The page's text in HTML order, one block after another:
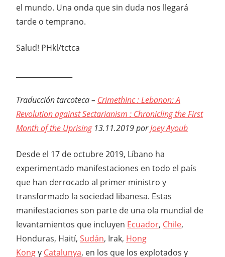
el mundo. Una onda que sin duda nos llegará
tarde o temprano.
Salud! PHkl/tctca
Traducción tarcoteca – CrimethInc : Lebanon: A
Revolution against Sectarianism : Chronicling the First
Month of the Uprising13.11.2019 porJoey Ayoub
Desde el 17 de octubre 2019, Líbano ha
experimentado manifestaciones en todo el país
que han derrocado al primer ministro y
transformado la sociedad libanesa. Estas
manifestaciones son parte de una ola mundial de
levantamientos que incluyen Ecuador, Chile,
Honduras, Haití, Sudán, Irak, Hong
Kongy Catalunya, en los que los explotados y